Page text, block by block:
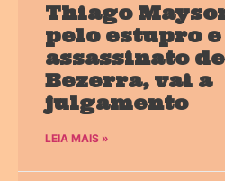
Thiago
pelo estupro e
assassinato
Bezerra, vai a
julgamento
LEIA MAIS »